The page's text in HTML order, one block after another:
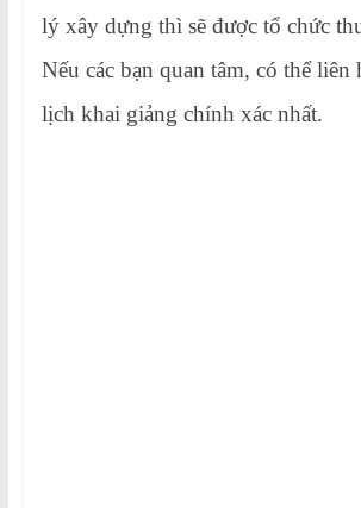
lý xây dựng thì sẽ được tổ chức
Nếu các bạn quan tâm, có thể liên
lịch khai giảng chính xác nhất.